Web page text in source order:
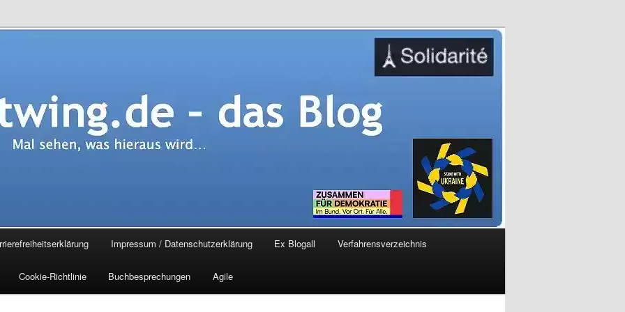
Impressum / Datenschutzerklärung Ex Blogall Verfahrensverzeichnis
Cookie-Richtlinie Buchbesprechungen Agile